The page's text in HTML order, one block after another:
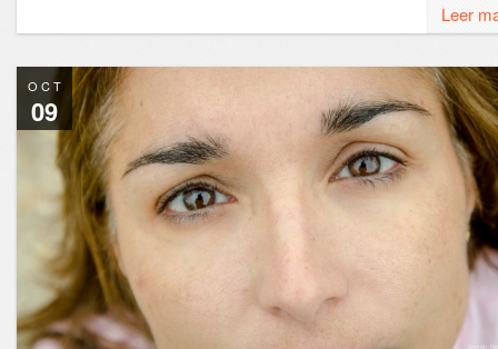
Leer
OCT
09